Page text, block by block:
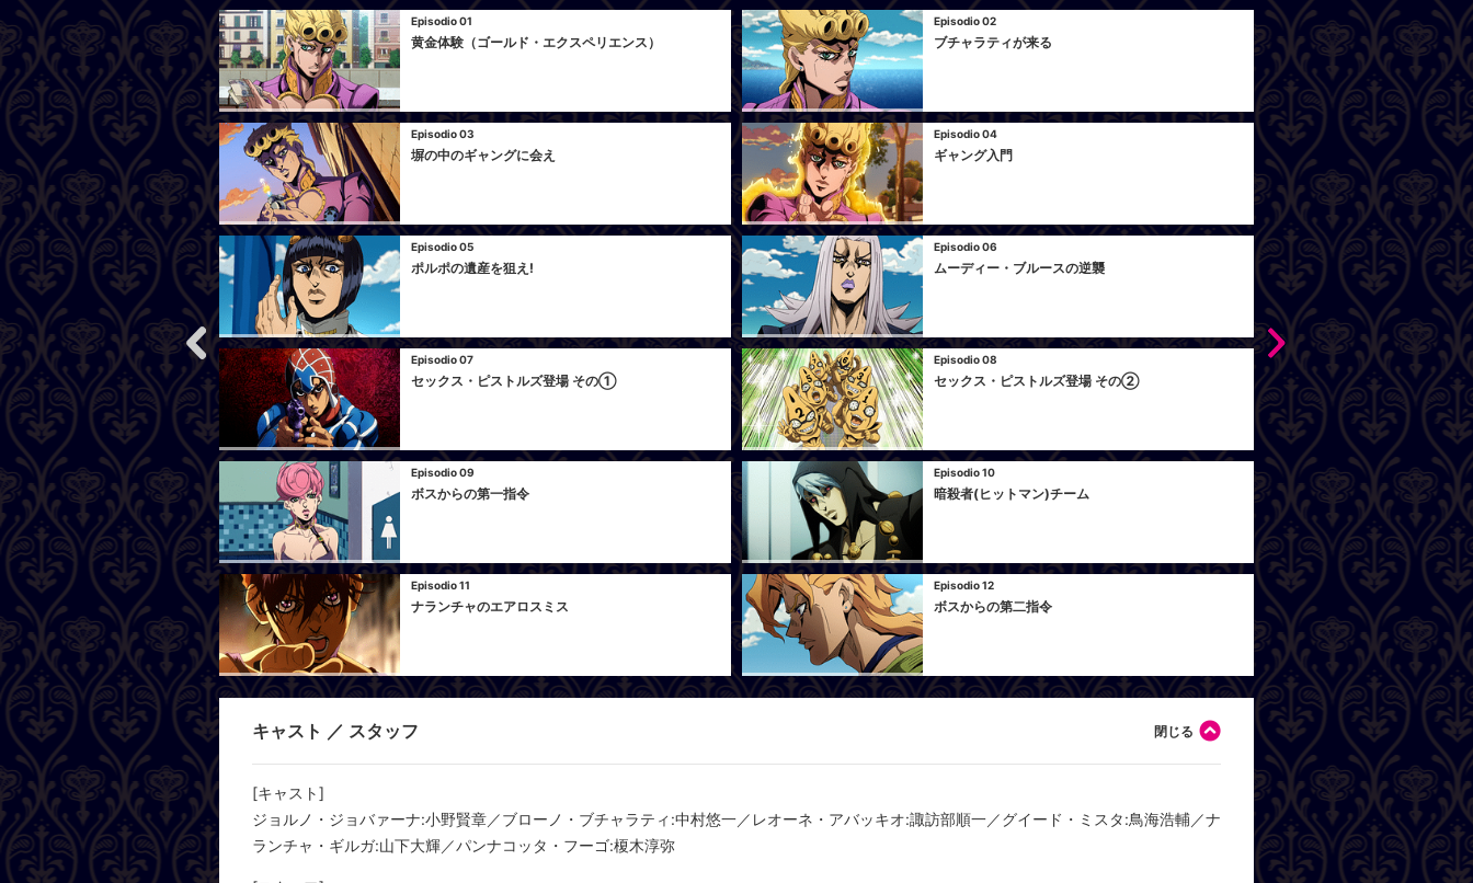
Episodio 01
黄金体験（ゴールド・エクスペリエンス）
Episodio 02
ブチャラティが来る
Episodio 03
塀の中のギャングに会え
Episodio 04
ギャング入門
Episodio 05
ポルポの遺産を狙え!
Episodio 06
ムーディー・ブルースの逆襲
Episodio 07
セックス・ピストルズ登場 その①
Episodio 08
セックス・ピストルズ登場 その②
Episodio 09
ボスからの第一指令
Episodio 10
暗殺者(ヒットマン)チーム
Episodio 11
ナランチャのエアロスミス
Episodio 12
ボスからの第二指令
ホ
キャスト ／ スタッフ
[キャスト]
ジョルノ・ジョバァーナ:小野賢章／ブローノ・ブチャラティ:中村悠一／レオーネ・アバッキオ:諏訪部順一／グイード・ミスタ:鳥海浩輔／ナ
ランチャ・ギルガ:山下大輝／パンナコッタ・フーゴ:榎木淳弥